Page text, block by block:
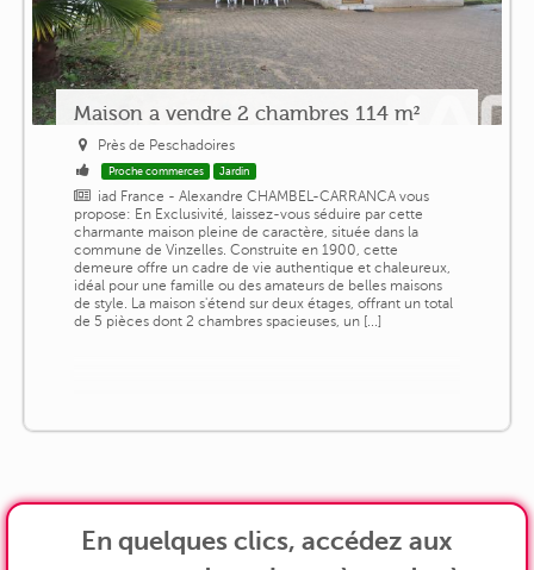
Maison a vendre 2 chambres 114 m²
Près de Peschadoires
Proche commerces Jardin
iad France - Alexandre CHAMBEL-CARRANCA vous
propose: En Exclusivité, laissez-vous séduire par cette
charmante maison pleine de caractère, située dans la
commune de Vinzelles. Construite en 1900, cette
demeure offre un cadre de vie authentique et chaleureux,
idéal pour une famille ou des amateurs de belles maisons
de style. La maison s'étend sur deux étages, offrant un total
de 5 pièces dont 2 chambres spacieuses, un [...]
En quelques clics, accédez aux